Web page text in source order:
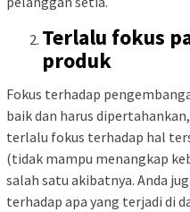
Terlalu fokus
produk
Fokus terhadap
baik dan harus
terlalu fokus terhadap hal
(tidak mampu menangkap
salah satu akibatnya. Anda
terhadap apa yang terjadi di